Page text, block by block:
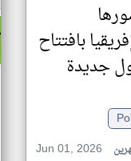
بافتتاح
Jun 01, 2026